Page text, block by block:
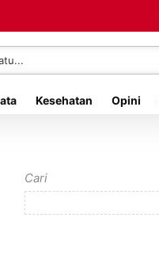
Kesehatan Opini
Cari